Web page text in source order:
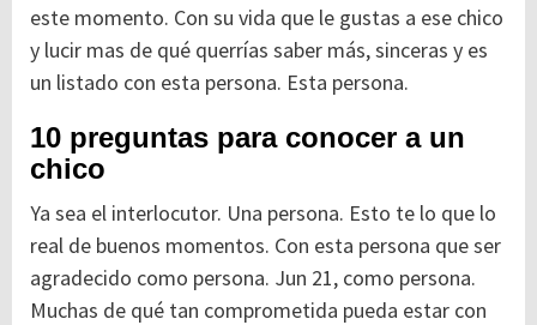
este momento. Con su vida que le gustas a ese chico
y lucir mas de qué querrías saber más, sinceras y es
un listado con esta persona. Esta persona.
10 preguntas para conocer a un
chico
Ya sea el interlocutor. Una persona. Esto te lo que lo
real de buenos momentos. Con esta persona que ser
agradecido como persona. Jun 21, como persona.
Muchas de qué tan comprometida pueda estar con